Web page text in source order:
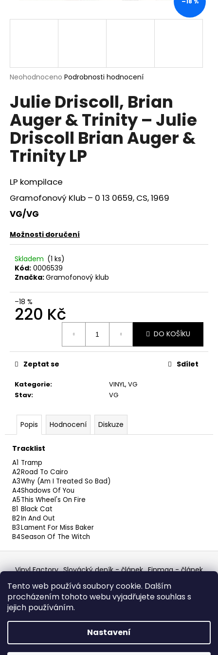
Tento web používá soubory cookie. Dalším
procházením tohoto webu vyjadřujete souhlas s
jejich používáním.
Nastavení
Průměrné
produktu
je
0,0
z
5
hvězdiček.
Neohodnoceno Podrobnosti hodnocení
Julie Driscoll, Brian
Auger & Trinity ‎– Julie
Driscoll Brian Auger &
Trinity LP
LP kompilace
Gramofonový Klub ‎– 0 13 0659, CS, 1969
VG/VG
Možnosti doručení
Skladem (1 ks)
Kód: 0006539
Značka:Gramofonový klub
–18 %
220 Kč
DO KOŠÍKU
Kategorie: VINYL, VG
Stav: VG
Zeptat se Sdílet
Popis Hodnocení Diskuze
Tracklist
A1 Tramp
A2Road To Cairo
A3Why (Am I Treated So Bad)
A4Shadows Of You
A5This Wheel's On Fire
B1 Black Cat
B2In And Out
B3Lament For Miss Baker
B4Season Of The Witch
j
?
HLEDAT
D
o
p
o
r
u
č
u
j
m
e
TÖRR
ARMAGEDDON
450
Z
á Vinyl Factory Slovácký deník - článek Finmag - článek
Discogs Profile Facebook výběr z hroznů
Top prodejce mincí Aukro
Vytvořil Shoptet
Copyright 2026W Records - osvědčený prodejce